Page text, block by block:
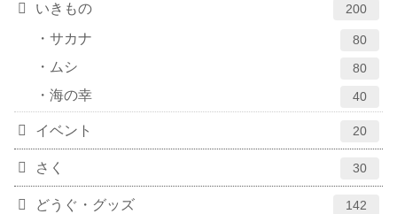
いきもの 200
サカナ 80
ムシ 80
海の幸 40
イベント 20
さく 30
どうぐ・グッズ 142